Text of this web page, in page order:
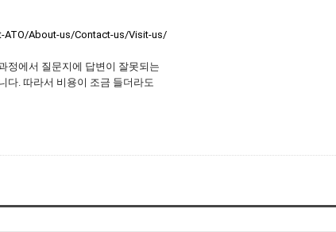
ATO/About-us/Contact-us/Visit-us/
정에서 질문지에 답변이 잘못되는
. 따라서 비용이 조금 들더라도